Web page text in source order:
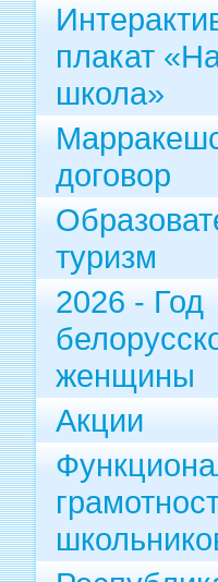
плакат
школа»
договор
туризм
2026 - Год
женщины
Акции